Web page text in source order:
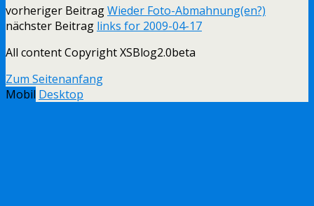
vorheriger BeitragWieder Foto-Abmahnung(en?)
nächster Beitrag links for 2009-04-17
All content Copyright XSBlog2.0beta
Zum Seitenanfang
Mobil Desktop